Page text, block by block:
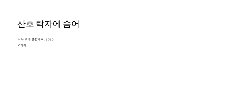
산호 탁자에 숨어
나무 위에 혼합재료, 2025
오가자